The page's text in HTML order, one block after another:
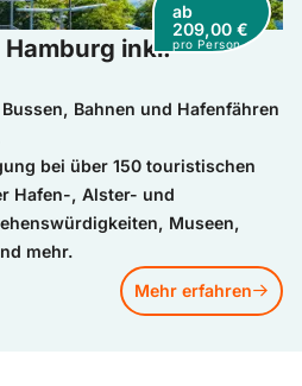
ab
209,00 €
pro Person
Hamburg inkl.
Bahnen und Hafenfähren
bei über 150 touristischen
Hafen-, Alster- und
Museen,
mehr.​
Mehr erfahren